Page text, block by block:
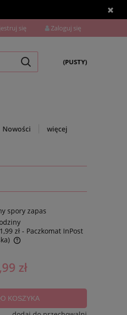
się Zaloguj się
(PUSTY)
Nowości więcej
spory zapas
zł - Paczkomat InPost
zł
KOSZYKA